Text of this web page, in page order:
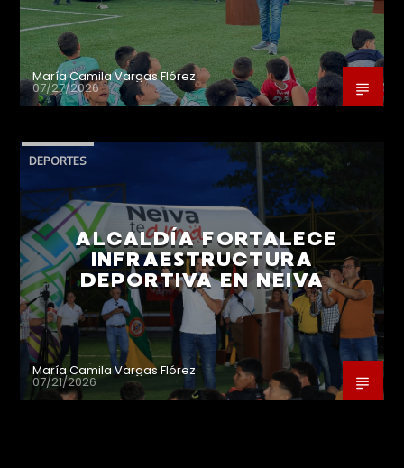
María Camila Vargas Flórez
07/27/2026
DEPORTES
ALCALDÍA FORTALECE
INFRAESTRUCTURA
DEPORTIVA EN NEIVA
María Camila Vargas Flórez
07/21/2026